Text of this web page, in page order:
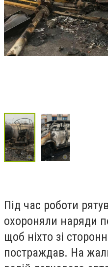
Під час роботи
охороняли наряди
щоб ніхто зі
постраждав. На